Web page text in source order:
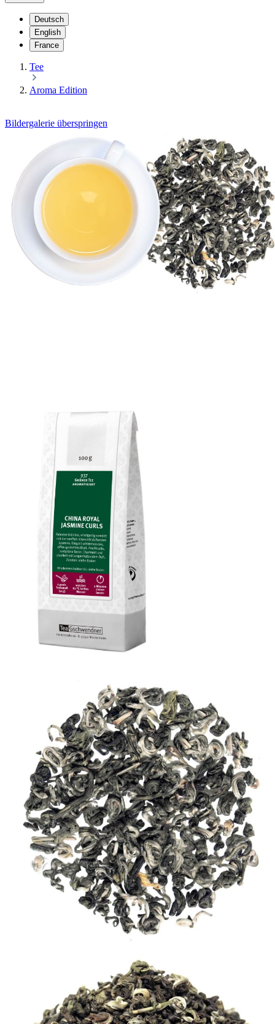
Deutsch
English
France
Tee
Aroma Edition
Bildergalerie überspringen